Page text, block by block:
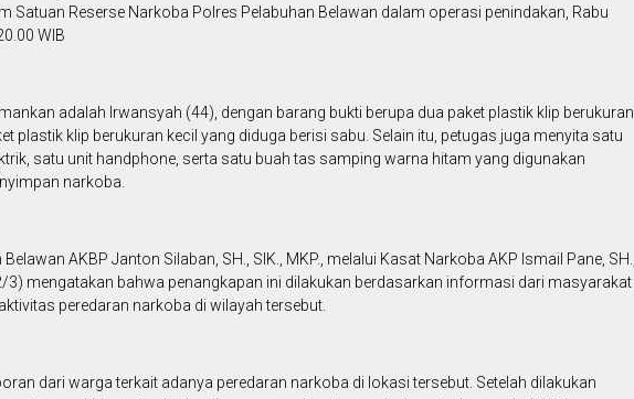
Satuan Reserse Narkoba Polres Pelabuhan Belawan dalam operasi penindakan, Rabu
WIB
adalah Irwansyah (44), dengan barang bukti berupa dua paket plastik klip berukuran
plastik klip berukuran kecil yang diduga berisi sabu. Selain itu, petugas juga menyita satu
satu unit handphone, serta satu buah tas samping warna hitam yang digunakan
narkoba.
AKBP Janton Silaban, SH., SIK., MKP., melalui Kasat Narkoba AKP Ismail Pane, SH.,
3) mengatakan bahwa penangkapan ini dilakukan berdasarkan informasi dari masyarakat
peredaran narkoba di wilayah tersebut.
dari warga terkait adanya peredaran narkoba di lokasi tersebut. Setelah dilakukan